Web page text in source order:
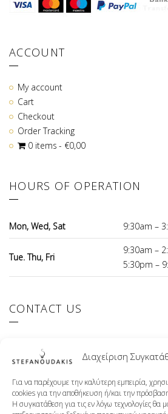
Διαχείριση
Για να παρέχουμε την καλύτερη εμπειρία,
cookies για την αποθήκευση ή/και την
Η συγκατάθεση για τις εν λόγω τεχνολογίες θα
ACCOUNT
My account
Cart
Checkout
Order Tracking
0 items
€0,00
HOURS OF OPERATION
Mon, Wed, Sat 9:30am –
Tue. Thu, Fri
9:30am –
5:30pm –
CONTACT US
+30 210 9941107
info@stefanoudakis.gr